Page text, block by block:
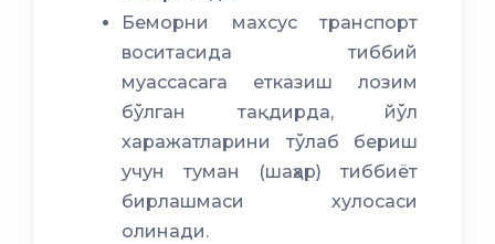
Беморни махсус транспорт
воситасида тиббий
муассасага етказиш лозим
бўлган тақдирда, йўл
харажатларини тўлаб бериш
учун туман (шаҳар) тиббиёт
бирлашмаси хулосаси
олинади.